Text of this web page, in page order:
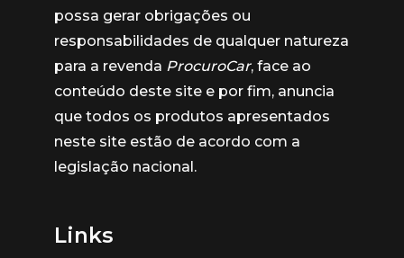
possa gerar obrigações ou
responsabilidades de qualquer natureza
para a revenda ProcuroCar, face ao
conteúdo deste site e por fim, anuncia
que todos os produtos apresentados
neste site estão de acordo com a
legislação nacional.
Links